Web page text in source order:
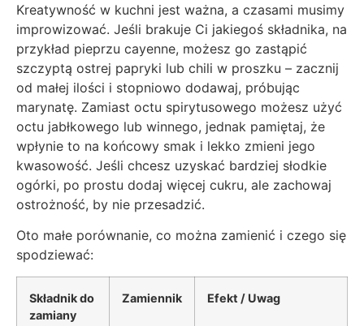
Kreatywność w kuchni jest ważna, a czasami musimy
improwizować. Jeśli brakuje Ci jakiegoś składnika, na
przykład pieprzu cayenne, możesz go zastąpić
szczyptą ostrej papryki lub chili w proszku – zacznij
od małej ilości i stopniowo dodawaj, próbując
marynatę. Zamiast octu spirytusowego możesz użyć
octu jabłkowego lub winnego, jednak pamiętaj, że
wpłynie to na końcowy smak i lekko zmieni jego
kwasowość. Jeśli chcesz uzyskać bardziej słodkie
ogórki, po prostu dodaj więcej cukru, ale zachowaj
ostrożność, by nie przesadzić.
Oto małe porównanie, co można zamienić i czego się
spodziewać:
Składnik do
zamiany
Zamiennik Efekt / Uwag